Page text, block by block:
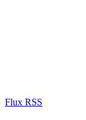
Flux RSS